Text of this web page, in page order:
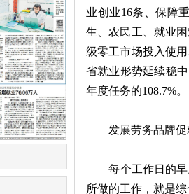
业创业16条、保障
生、农民工、就业
级零工市场投入使
省就业形势延续稳
年度任务的108.7%。
发展劳务品牌促
每个工作日的早
所做的工作，就是